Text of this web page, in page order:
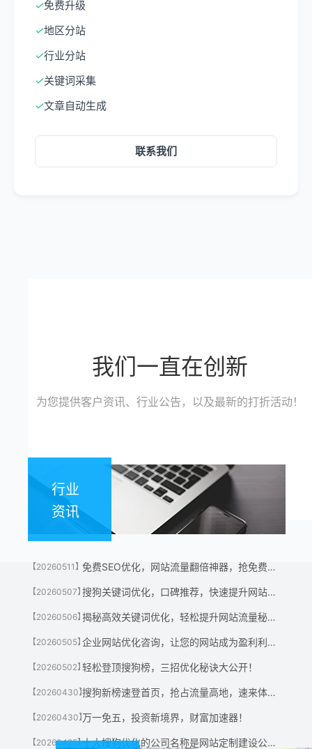
✓免费升级
✓地区分站
✓行业分站
✓关键词采集
✓文章自动生成
联系我们
我们一直在创新
为您提供客户资讯、行业公告，以及最新的打折活动！
行业
资讯
【20260511】 免费SEO优化，网站流量翻倍神器，抢免费名额！
【20260507】 搜狗关键词优化，口碑推荐，快速提升网站流量神器！
【20260506】 揭秘高效关键词优化，轻松提升网站流量秘诀！
【20260505】 企业网站优化咨询，让您的网站成为盈利利器！
【20260502】轻松登顶搜狗榜，三招优化秘诀大公开！
【20260430】 搜狗新榜速登首页，抢占流量高地，速来体验！
【20260430】万一免五，投资新境界，财富加速器！
【20260425】 十大搜狗优化的公司名称是网站定制建设公司有哪些?